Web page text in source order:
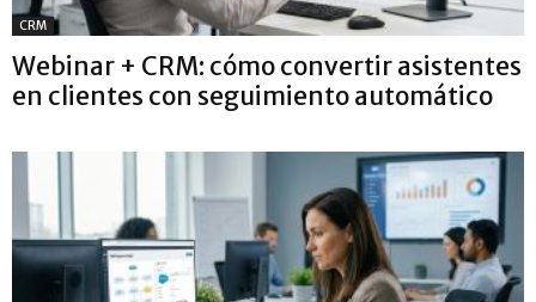
CRM
Webinar + CRM: cómo convertir asistentes
en clientes con seguimiento automático